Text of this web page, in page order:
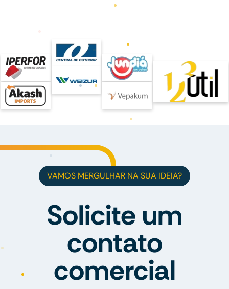
VAMOS MERGULHAR NA SUA IDEIA?
Solicite um
contato
comercial